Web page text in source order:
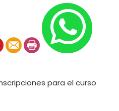
para el curso